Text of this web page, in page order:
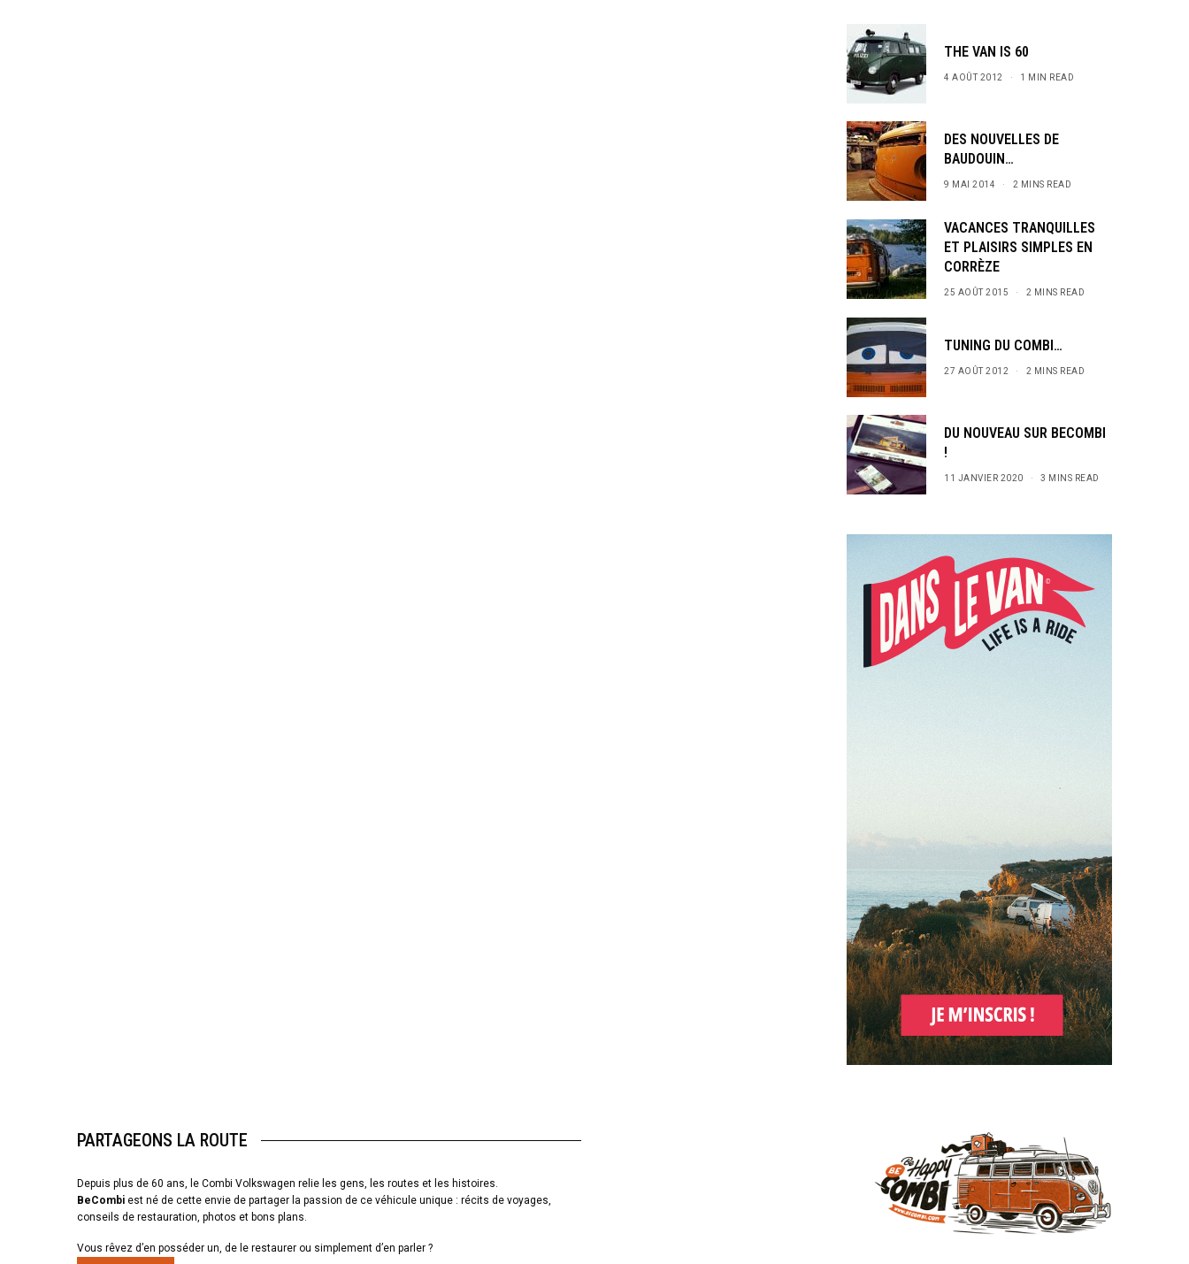
THE VAN IS 60
4 AOÛT 2012 1 MIN READ
DES NOUVELLES DE
BAUDOUIN…
9 MAI 2014 2 MINS READ
VACANCES TRANQUILLES
ET PLAISIRS SIMPLES EN
CORRÈZE
25 AOÛT 2015 2 MINS READ
TUNING DU COMBI…
27 AOÛT 2012 2 MINS READ
DU NOUVEAU SUR BECOMBI
!
11 JANVIER 2020 3 MINS READ
PARTAGEONS LA ROUTE
Depuis plus de 60 ans, le Combi Volkswagen relie les gens, les routes et les histoires.
BeCombi est né de cette envie de partager la passion de ce véhicule unique : récits de voyages,
conseils de restauration, photos et bons plans.
Vous rêvez d’en posséder un, de le restaurer ou simplement d’en parler ?